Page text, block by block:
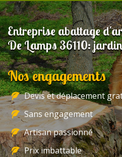
Entreprise abattage
De Lamps 36110:
Nos engagements
Devis et déplacement
Sans engagement
Artisan passionné
Prix imbattable